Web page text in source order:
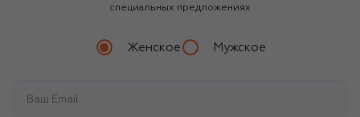
специальных предложениях
Женское Мужское